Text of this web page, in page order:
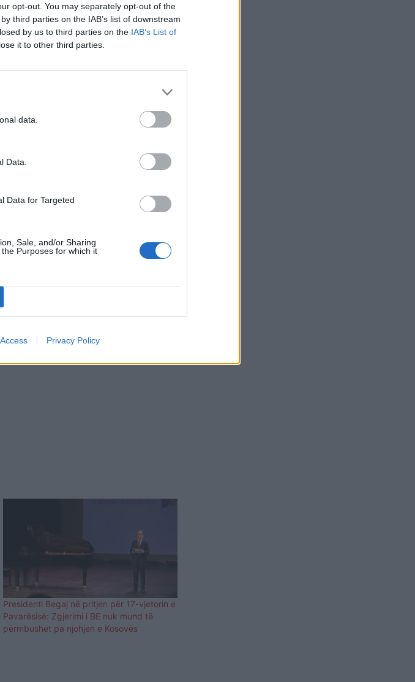
opt-out. You may separately opt-out of the
third parties on the IAB’s list of downstream
by us to third parties on the IAB’s List of
it to other third parties.
data.
Data.
Data for Targeted
Sale, and/or Sharing
Purposes for which it
Privacy Policy
Presidenti Begaj në pritjen për 17-vjetorin e
Pavarësisë: Zgjerimi i BE nuk mund të
përmbushet pa njohjen e Kosovës